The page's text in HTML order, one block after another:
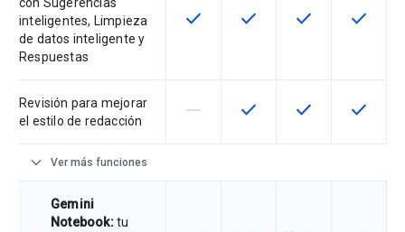
con Sugerencias
inteligentes, Limpieza
de datos inteligente y
Respuestas
Esta función está disponible para
check Esta función está
check Esta función
check Esta
check
Revisión para mejorar
el estilo de redacción
Esta función no es compatible con
horizontal_rule Esta función está
check Esta función
check Esta
check
expand_more Ver más funciones
Gemini
Notebook:tu